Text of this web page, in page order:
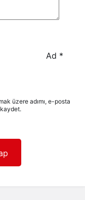
Ad *
üzere adımı, e-posta